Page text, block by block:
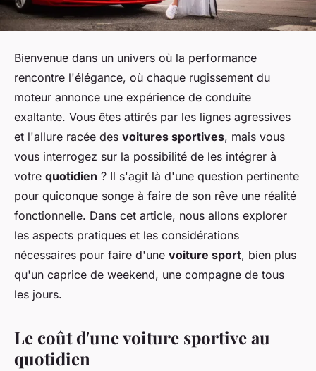
Bienvenue dans un univers où la performance
rencontre l'élégance, où chaque rugissement du
moteur annonce une expérience de conduite
exaltante. Vous êtes attirés par les lignes agressives
et l'allure racée des voitures sportives, mais vous
vous interrogez sur la possibilité de les intégrer à
votre quotidien ? Il s'agit là d'une question pertinente
pour quiconque songe à faire de son rêve une réalité
fonctionnelle. Dans cet article, nous allons explorer
les aspects pratiques et les considérations
nécessaires pour faire d'une voiture sport, bien plus
qu'un caprice de weekend, une compagne de tous
les jours.
Le coût d'une voiture sportive au
quotidien